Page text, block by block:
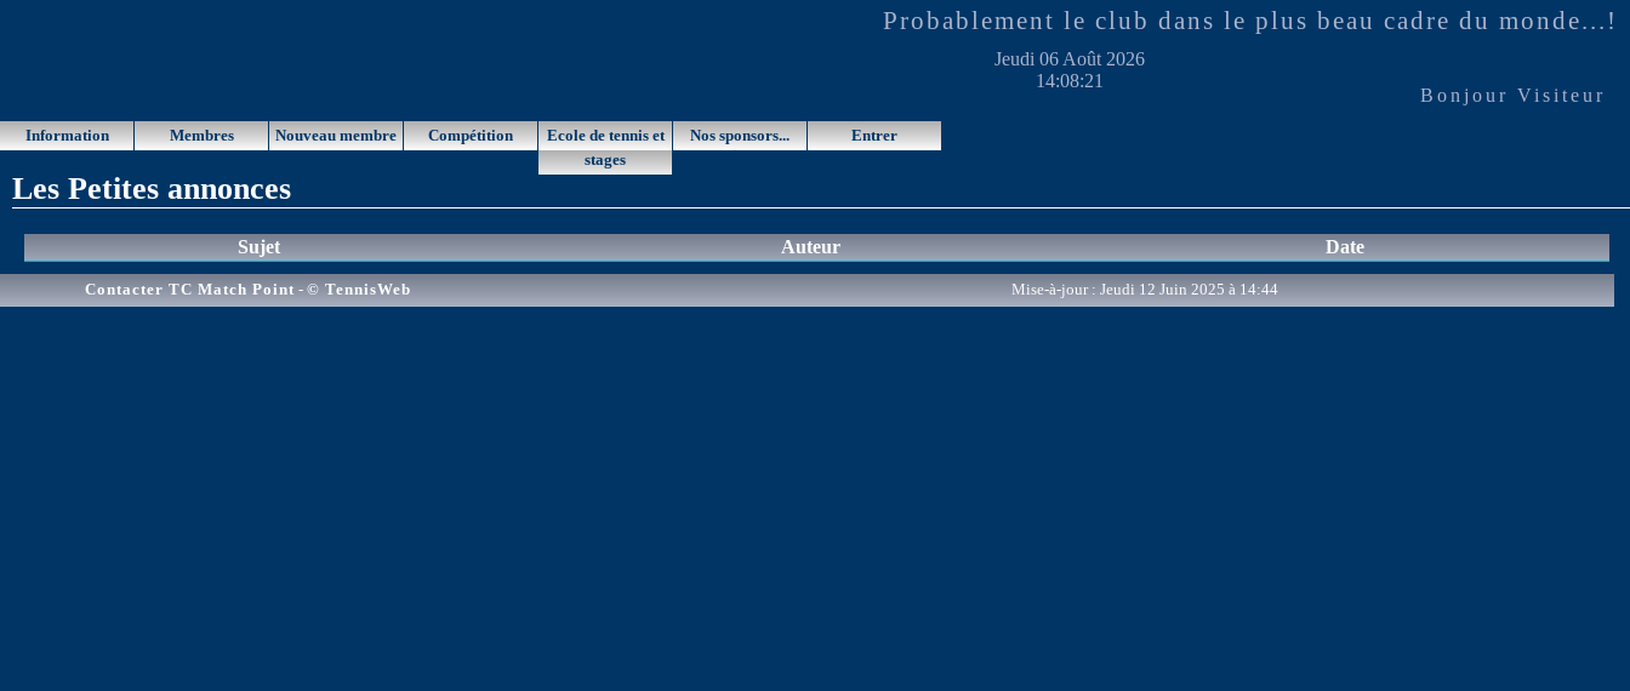
Probablement le club dans le plus beau cadre du monde...!
Bonjour Visiteur
Jeudi 06 Août 2026
14:08:21
Information Membres Nouveau membre Compétition
Ecole de tennis et
stages
Nos sponsors... Entrer
Les Petites annonces
Sujet Auteur Date
Contacter TC Match Point - © TennisWeb Mise-à-jour : Jeudi 12 Juin 2025 à 14:44